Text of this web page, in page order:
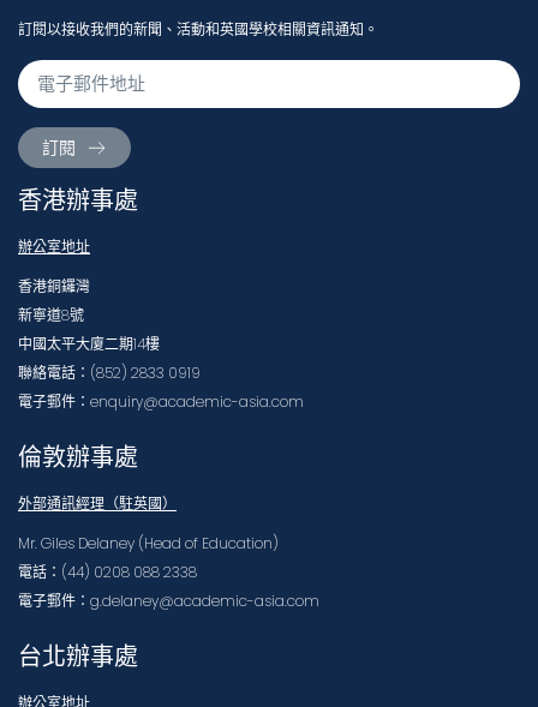
訂閱以接收我們的新聞、活動和英國學校相關資訊通知。
訂閱
香港辦事處
辦公室地址
香港銅鑼灣
新寧道8號
中國太平大廈二期14樓
聯絡電話：(852) 2833 0919
電子郵件：enquiry@academic-asia.com
倫敦辦事處
外部通訊經理（駐英國）
Mr. Giles Delaney (Head of Education)
電話：(44) 0208 088 2338
電子郵件：g.delaney@academic-asia.com
台北辦事處
辦公室地址